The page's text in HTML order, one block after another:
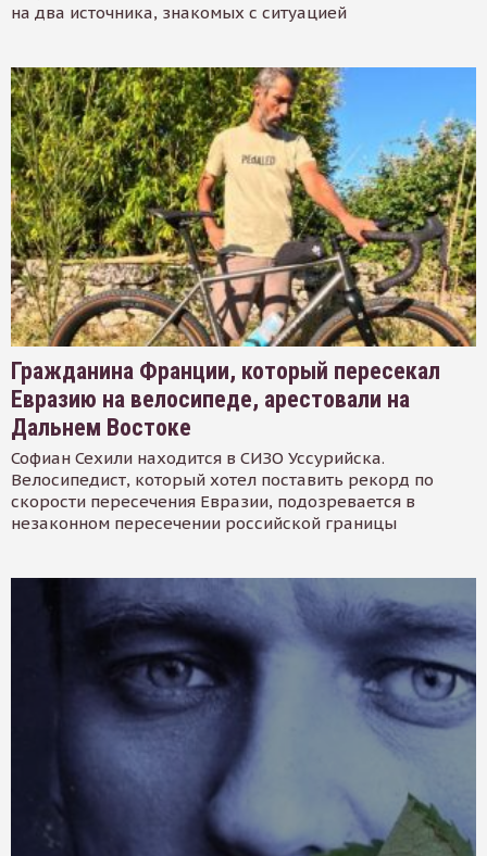
на два источника, знакомых с ситуацией
Гражданина Франции, который пересекал
Евразию на велосипеде, арестовали на
Дальнем Востоке
Софиан Сехили находится в СИЗО Уссурийска.
Велосипедист, который хотел поставить рекорд по
скорости пересечения Евразии, подозревается в
незаконном пересечении российской границы